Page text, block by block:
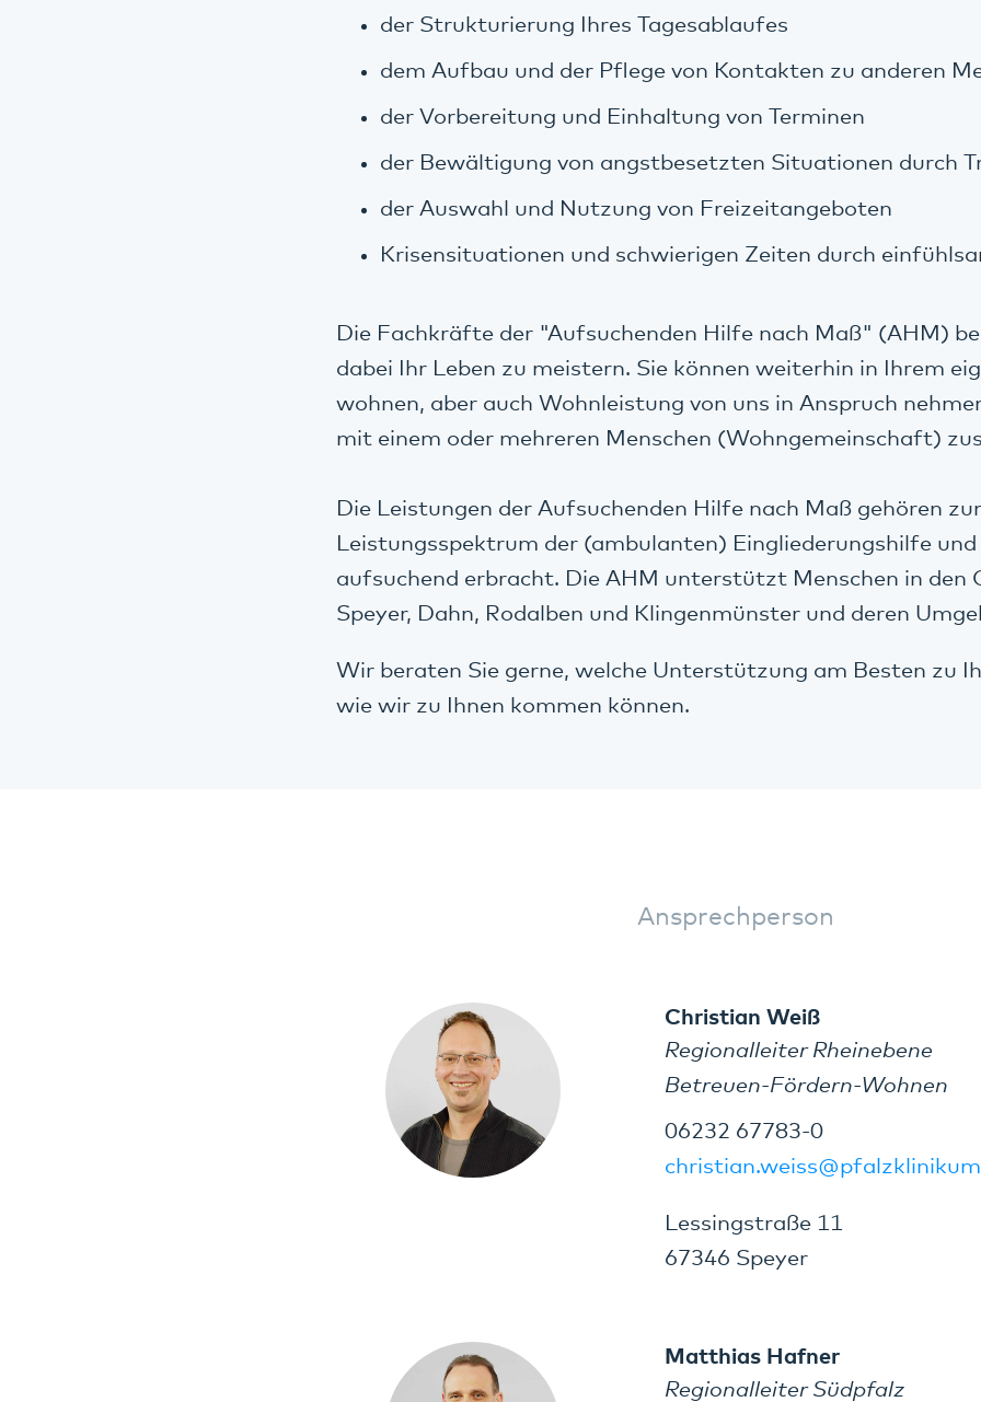
der Strukturierung Ihres Tagesablaufes
dem Aufbau und der Pflege von Kontakten zu anderen
der Vorbereitung und Einhaltung von Terminen
der Bewältigung von angstbesetzten Situationen durch
der Auswahl und Nutzung von Freizeitangeboten
Krisensituationen und schwierigen Zeiten durch
Die Fachkräfte der "Aufsuchenden Hilfe nach Maß" (AHM)
dabei Ihr Leben zu meistern. Sie können weiterhin in Ihrem
wohnen, aber auch Wohnleistung von uns in Anspruch
mit einem oder mehreren Menschen (Wohngemeinschaft)
Die Leistungen der Aufsuchenden Hilfe nach Maß gehören
Leistungsspektrum der (ambulanten) Eingliederungshilfe
aufsuchend erbracht. Die AHM unterstützt Menschen in den
Speyer, Dahn, Rodalben und Klingenmünster und deren
Wir beraten Sie gerne, welche Unterstützung am Besten zu
wie wir zu Ihnen kommen können.
Ansprechperson
Christian Weiß
Regionalleiter Rheinebene
Betreuen-Fördern-Wohnen
06232 67783-0
Lessingstraße 11
67346 Speyer
Matthias Hafner
Regionalleiter Südpfalz